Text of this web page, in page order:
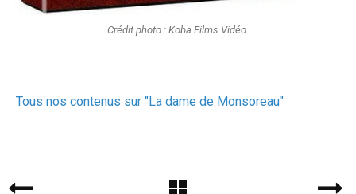
Crédit photo : Koba Films Vidéo.
Tous nos contenus sur "La dame de Monsoreau"